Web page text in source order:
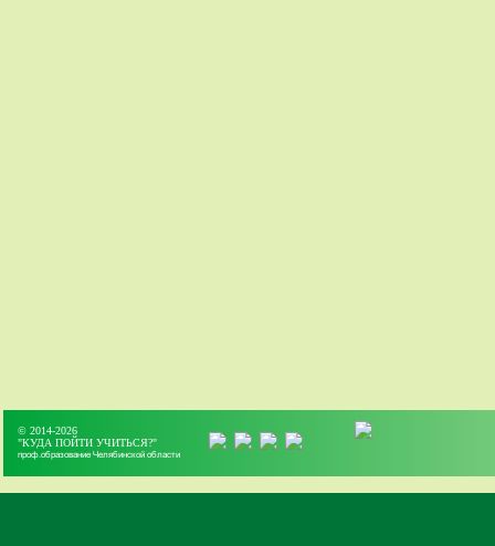
© 2014-2026
"КУДА ПОЙТИ УЧИТЬСЯ?"
проф.образование Челябинской области